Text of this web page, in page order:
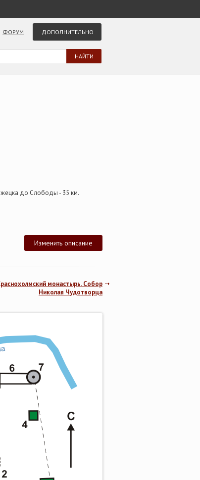
ФОРУМ ДОПОЛНИТЕЛЬНО
до Слободы - 35 км.
Изменить описание
монастырь. Собор
Николая Чудотворца